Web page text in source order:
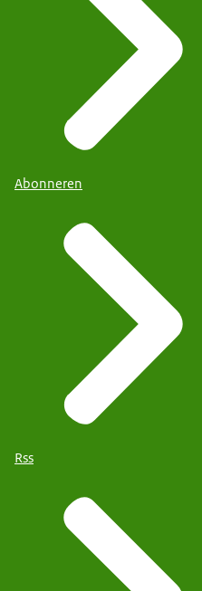
Abonneren
Rss